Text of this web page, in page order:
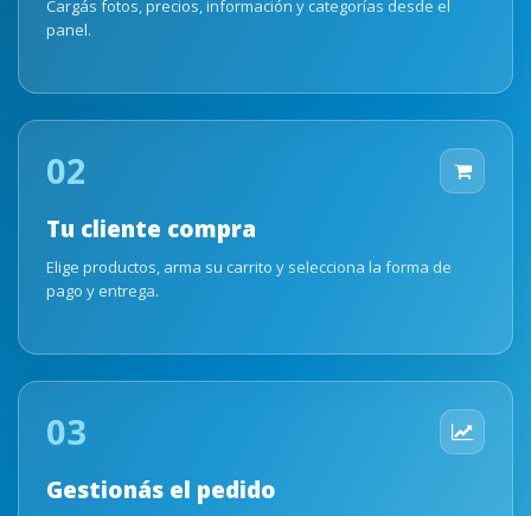
Cargás fotos, precios, información y categorías desde el
panel.
02
Tu cliente compra
Elige productos, arma su carrito y selecciona la forma de
pago y entrega.
03
Gestionás el pedido